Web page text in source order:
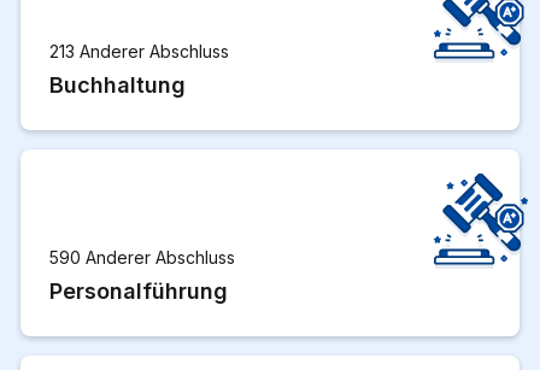
213 Anderer Abschluss
Buchhaltung
590 Anderer Abschluss
Personalführung